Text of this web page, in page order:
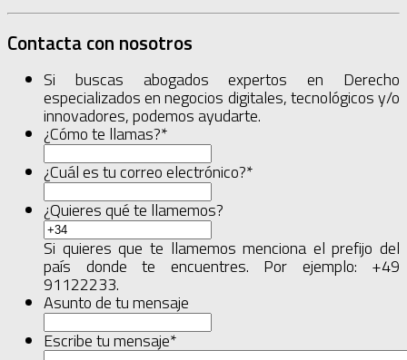
Contacta con nosotros
Si buscas abogados expertos en Derecho
especializados en negocios digitales, tecnológicos y/o
innovadores, podemos ayudarte.
¿Cómo te llamas?*
¿Cuál es tu correo electrónico?*
¿Quieres qué te llamemos?
Si quieres que te llamemos menciona el prefijo del
país donde te encuentres. Por ejemplo: +49
91122233.
Asunto de tu mensaje
Escribe tu mensaje*